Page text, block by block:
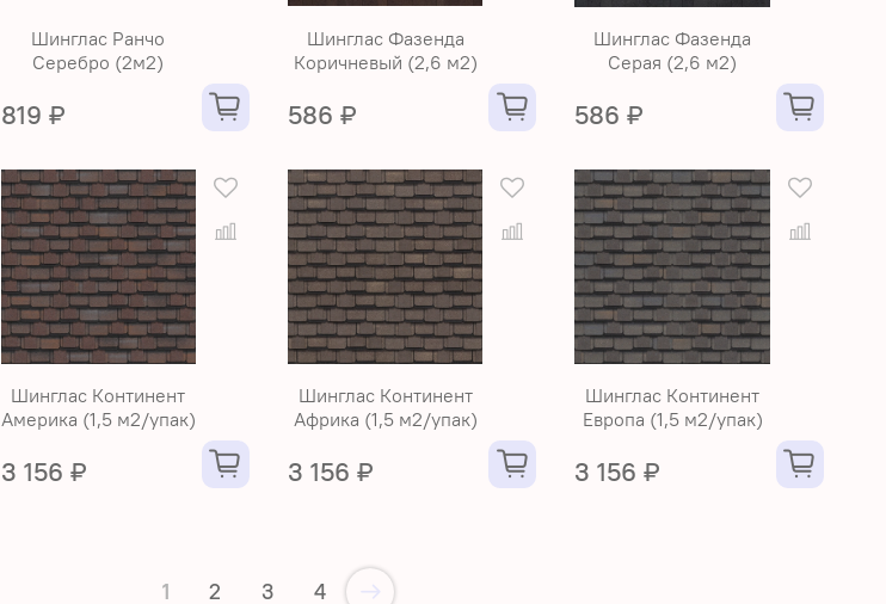
Шинглас Ранчо
Серебро (2м2)
819 ₽
Шинглас Фазенда
Коричневый (2,6 м2)
586 ₽
Шинглас Фазенда
Серая (2,6 м2)
586 ₽
Шинглас Континент
Америка (1,5 м2/упак)
3 156 ₽
Шинглас Континент
Африка (1,5 м2/упак)
3 156 ₽
Шинглас Континент
Европа (1,5 м2/упак)
3 156 ₽
1 2 3 4